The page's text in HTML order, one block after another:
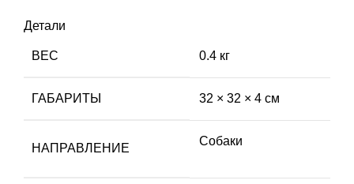
Детали
ВЕС 0.4 кг
ГАБАРИТЫ 32 × 32 × 4 см
НАПРАВЛЕНИЕ
Собаки